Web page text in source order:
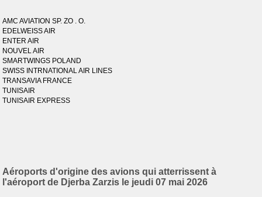
AMC AVIATION SP. ZO . O.
EDELWEISS AIR
ENTER AIR
NOUVEL AIR
SMARTWINGS POLAND
SWISS INTRNATIONAL AIR LINES
TRANSAVIA FRANCE
TUNISAIR
TUNISAIR EXPRESS
Aéroports d'origine des avions qui atterrissent à
l'aéroport de Djerba Zarzis le jeudi 07 mai 2026